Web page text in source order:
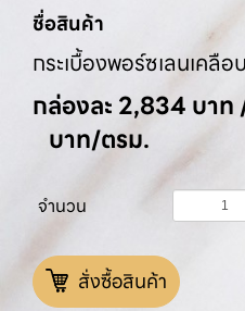
ชื่อสินค้า
กระเบื้องพอร์ซเลนเคลือ
กล่องละ 2,834 บา
บาท/ตรม.
จำนวน
สั่งซื้อสินค้า